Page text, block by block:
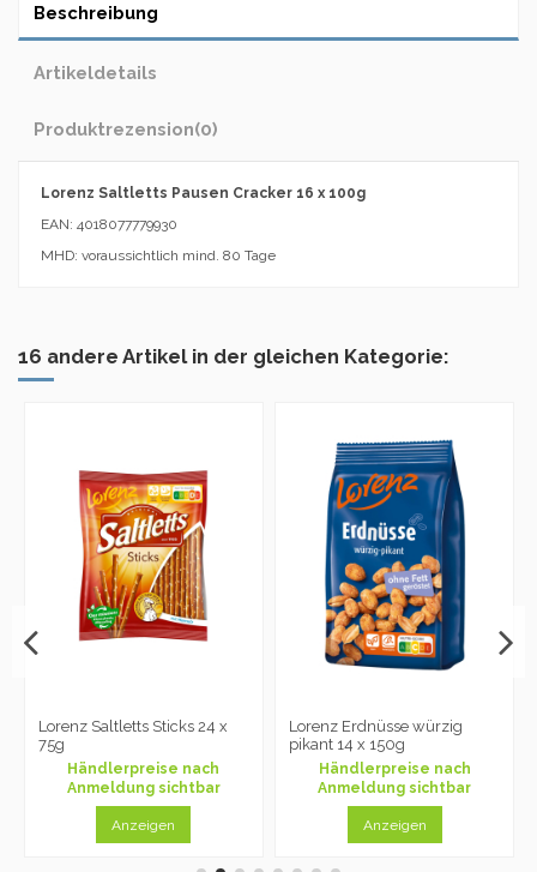
Beschreibung
Artikeldetails
Produktrezension(0)
Lorenz Saltletts Pausen Cracker 16 x 100g
EAN: 4018077779930
MHD: voraussichtlich mind. 80 Tage
16 andere Artikel in der gleichen Kategorie:
Lorenz Saltletts Sticks 24 x
75g
Händlerpreise nach
Anmeldung sichtbar
Anzeigen
Lorenz Erdnüsse würzig
pikant 14 x 150g
Händlerpreise nach
Anmeldung sichtbar
Anzeigen